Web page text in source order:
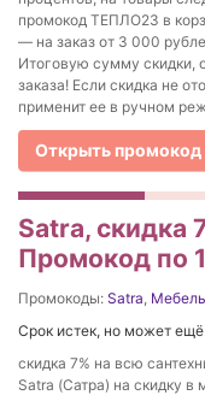
промокод ТЕПЛО23 в
— на заказ от 3 000
Итоговую сумму скидки,
заказа! Если скидка не
применит ее в ручном
Открыть промокод
Satra, скидка
Промокод по
Промокоды: Satra, Мебель
Срок истек, но может ещё
скидка 7% на всю
Satra (Сатра) на скидку в